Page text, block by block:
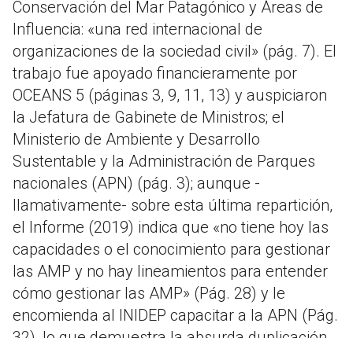
Conservación del Mar Patagónico y Áreas de
Influencia: «una red internacional de
organizaciones de la sociedad civil» (pág. 7). El
trabajo fue apoyado financieramente por
OCEANS 5 (páginas 3, 9, 11, 13) y auspiciaron
la Jefatura de Gabinete de Ministros; el
Ministerio de Ambiente y Desarrollo
Sustentable y la Administración de Parques
nacionales (APN) (pág. 3); aunque -
llamativamente- sobre esta última repartición,
el Informe (2019) indica que «no tiene hoy las
capacidades o el conocimiento para gestionar
las AMP y no hay lineamientos para entender
cómo gestionar las AMP» (Pág. 28) y le
encomienda al INIDEP capacitar a la APN (Pág.